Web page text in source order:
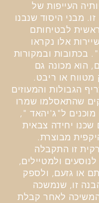
העייפות של
מבני היסוד שנבנו
לבטיחותם
אלו נקראו
בכתובות ובמקורות
הוא מכונה גם
מטווח או ריבט.
הגבולות והמעוזים
שהתאסלמו שמרו
מוכנים ל"ג'יהאד ",
שכנו יחידה צבאית
מבוצרת.
זו התקבלה
ולמטיילים,
או גזעם, ולספק
זו, שנמשכה
לאחר קבלת